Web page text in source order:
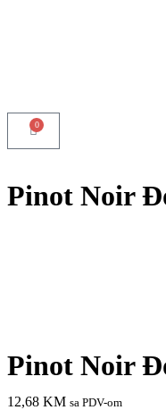
0
Pinot Noir
Pinot Noir
12,68 KM sa PDV-om